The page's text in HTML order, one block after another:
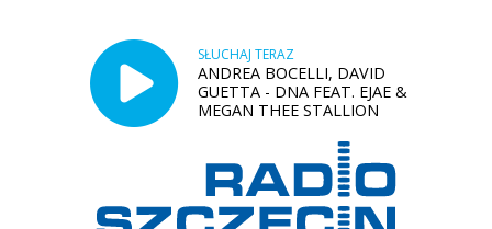
SŁUCHAJ TERAZ
ANDREA BOCELLI, DAVID
GUETTA - DNA FEAT. EJAE &
MEGAN THEE STALLION